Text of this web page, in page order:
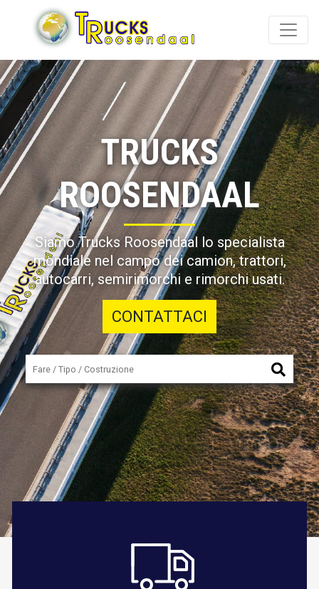
TRUCKS
ROOSENDAAL
Siamo Trucks Roosendaal lo specialista
mondiale nel campo dei camion, trattori,
autocarri, semirimorchi e rimorchi usati.
CONTATTACI